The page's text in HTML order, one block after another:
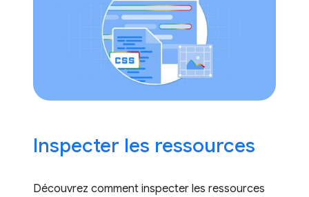
Inspecter les ressources
Découvrez comment inspecter les ressources